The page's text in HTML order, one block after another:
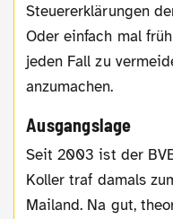
Steuererklärungen
Oder einfach mal
jeden Fall zu
anzumachen.
Ausgangslage
Seit 2003 ist der BVB in Italien ohne Sieg. Jan
Koller traf damals
Mailand. Na gut,